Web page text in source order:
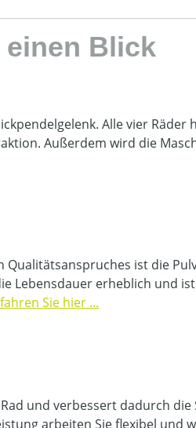
einen Blick
Alle vier Räder
Außerdem wird die
ist die
Lebensdauer erheblich und
Sie hier ...
und verbessert dadurch die
arbeiten Sie flexibel und